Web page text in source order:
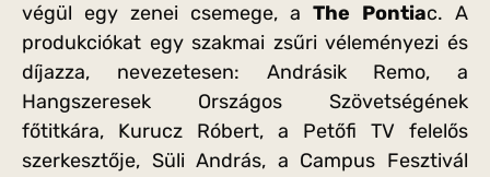
végül egy zenei csemege, a The Pontiac. A
produkciókat egy szakmai zsűri véleményezi és
díjazza, nevezetesen: Andrásik Remo, a
Hangszeresek Országos Szövetségének
főtitkára, Kurucz Róbert, a Petőfi TV felelős
szerkesztője, Süli András, a Campus Fesztivál